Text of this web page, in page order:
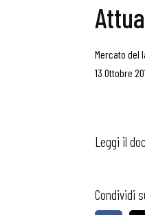
Mercato del
13 Ottobre
Leggi il
Condividi